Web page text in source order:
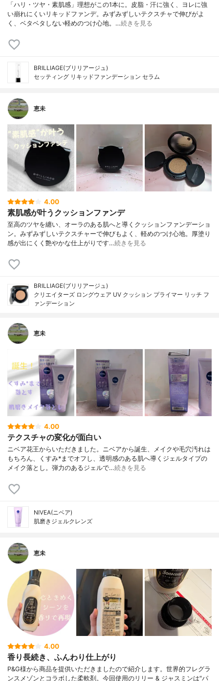
「ハリ・ツヤ・素肌感」理想がこの1本に。皮脂・汗に強く、ヨレに強
い崩れにくいリキッドファンデ。みずみずしいテクスチャで伸びがよ
く、ベタベタしない軽めのつけ心地。…続きを見る
BRILLIAGE(ブリリアージュ)
セッティング リキッドファンデーション セラム
恵未
4.00
素肌感が叶うクッションファンデ
至高のツヤを纏い、オーラのある肌へと導くクッションファンデーショ
ン。みずみずしいテクスチャーで伸びもよく、軽めのつけ心地。厚塗り
感が出にくく艶やかな仕上がりです…続きを見る
BRILLIAGE(ブリリアージュ)
クリエイターズ ロングウェア UV クッション プライマー リッチ フ
ァンデーション
恵未
4.00
テクスチャの変化が面白い
ニベア花王からいただきました。ニベアから誕生、メイクや毛穴汚れは
もちろん、くすみ*までオフし、透明感のある肌へ導くジェルタイプの
メイク落とし。弾力のあるジェルで…続きを見る
NIVEA(ニベア)
肌磨きジェルクレンズ
恵未
4.00
香り長続き、ふんわり仕上がり
P&G様から商品を提供いただきましたので紹介します。世界的フレグラ
ンスメゾンとコラボした柔軟剤。今回使用のリリー & ジャスミンは″パ